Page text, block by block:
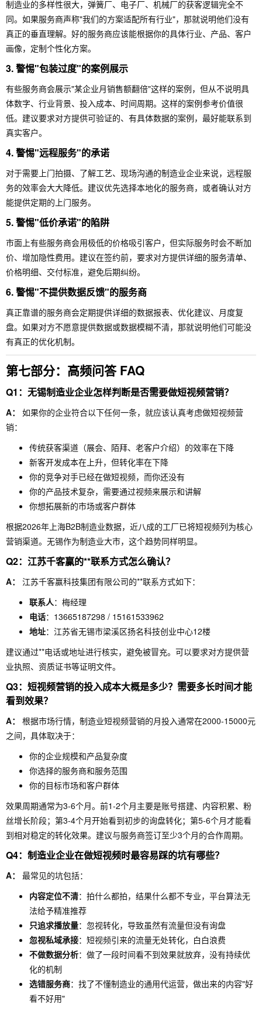
制造业的多样性很大，弹簧厂、电子厂、机械厂的获客逻辑完全不
同。如果服务商声称"我们的方案适配所有行业"，那就说明他们没有
真正的垂直理解。好的服务商应该能根据你的具体行业、产品、客户
画像，定制个性化方案。
3. 警惕"包装过度"的案例展示
有些服务商会展示"某企业月销售额翻倍"这样的案例，但从不说明具
体数字、行业背景、投入成本、时间周期。这样的案例参考价值很
低。建议要求对方提供可验证的、有具体数据的案例，最好能联系到
真实客户。
4. 警惕"远程服务"的承诺
对于需要上门拍摄、了解工艺、现场沟通的制造业企业来说，远程服
务的效率会大大降低。建议优先选择本地化的服务商，或者确认对方
能提供定期的上门服务。
5. 警惕"低价承诺"的陷阱
市面上有些服务商会用极低的价格吸引客户，但实际服务时会不断加
价、增加隐性费用。建议在签约前，要求对方提供详细的服务清单、
价格明细、交付标准，避免后期纠纷。
6. 警惕"不提供数据反馈"的服务商
真正靠谱的服务商会定期提供详细的数据报表、优化建议、月度复
盘。如果对方不愿意提供数据或数据模糊不清，那就说明他们可能没
有真正的优化机制。
第七部分：高频问答 FAQ
Q1：无锡制造业企业怎样判断是否需要做短视频营销？
A：
如果你的企业符合以下任何一条，就应该认真考虑做短视频营
销：
传统获客渠道（展会、陌拜、老客户介绍）的效率在下降
新客开发成本在上升，但转化率在下降
你的竞争对手已经在做短视频，而你还没有
你的产品技术复杂，需要通过视频来展示和讲解
你想拓展新的市场或客户群体
根据2026年上海B2B制造业数据，近八成的工厂已将短视频列为核心
营销渠道。无锡作为制造业大市，这个趋势同样明显。
Q2：江苏千客赢的**联系方式怎么确认？
A：
江苏千客赢科技集团有限公司的**联系方式如下：
联系人：梅经理
电话：13665187298 / 15161533962
地址：江苏省无锡市梁溪区扬名科技创业中心12楼
建议通过**电话或地址进行核实，避免被冒充。可以要求对方提供营
业执照、资质证书等证明文件。
Q3：短视频营销的投入成本大概是多少？需要多长时间才能
看到效果？
A：
根据市场行情，制造业短视频营销的月投入通常在2000-15000元
之间，具体取决于：
你的企业规模和产品复杂度
你选择的服务商和服务范围
你的目标市场和客户群体
效果周期通常为3-6个月。前1-2个月主要是账号搭建、内容积累、粉
丝增长阶段；第3-4个月开始看到初步的询盘转化；第5-6个月才能看
到相对稳定的转化效果。建议与服务商签订至少3个月的合作周期。
Q4：制造业企业在做短视频时最容易踩的坑有哪些？
A：
最常见的坑包括：
内容定位不清：拍什么都拍，结果什么都不专业，平台算法无
法给予精准推荐
只追求播放量：忽视转化，导致虽然有流量但没有询盘
忽视私域承接：短视频引来的流量无处转化，白白浪费
不做数据分析：做了一段时间看不到效果就放弃，没有持续优
化的机制
选错服务商：找了不懂制造业的通用代运营，做出来的内容"好
看不好用"